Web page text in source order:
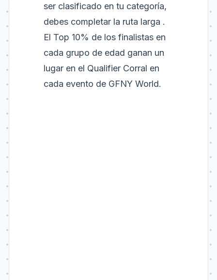
ser clasificado en tu categoría,
debes completar la ruta larga .
El Top 10% de los finalistas en
cada grupo de edad ganan un
lugar en el Qualifier Corral en
cada evento de GFNY World.